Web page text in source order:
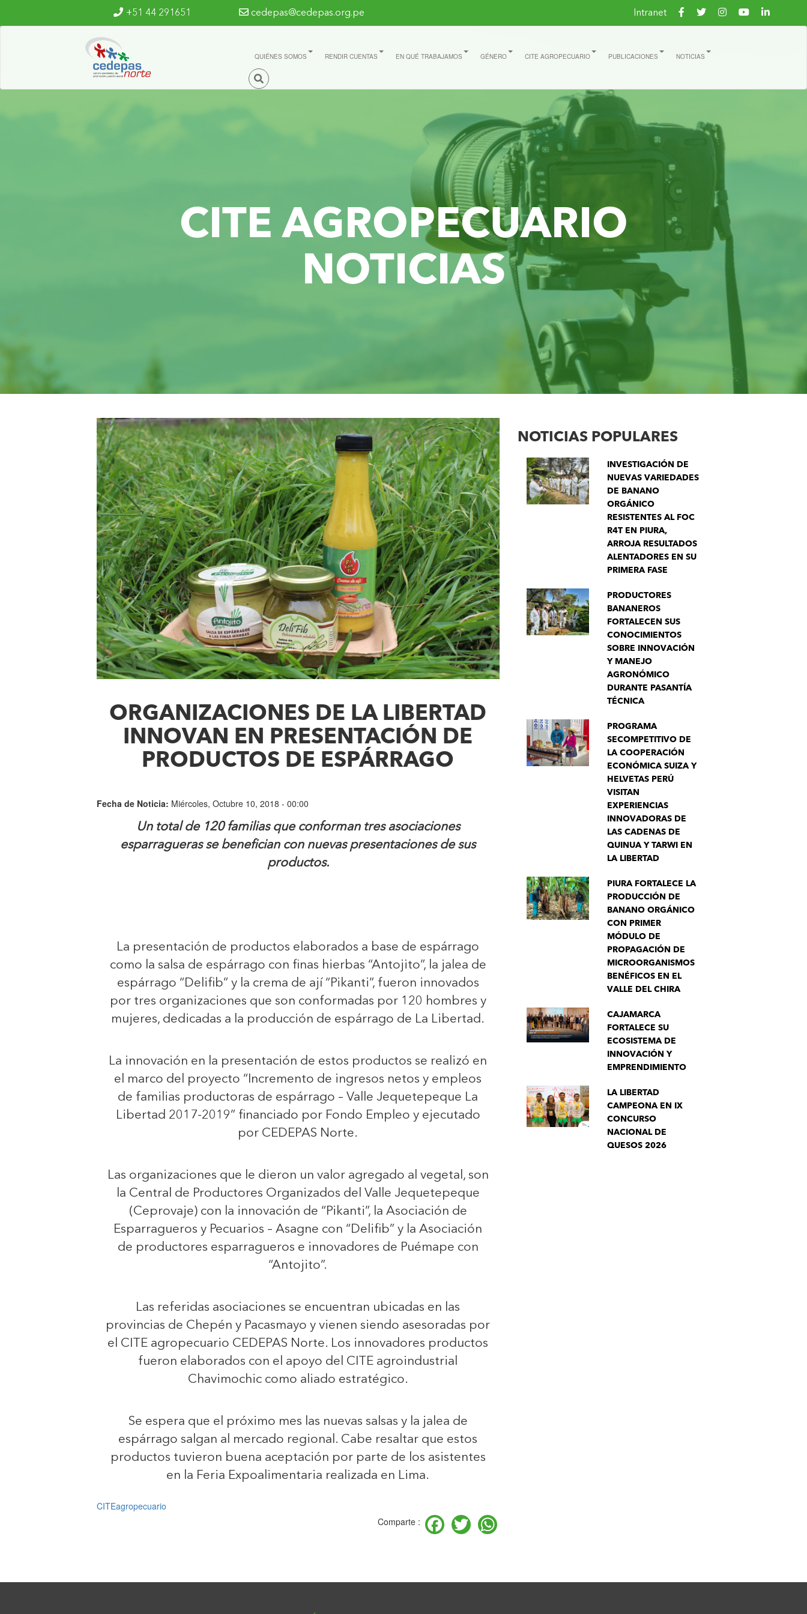
+51 44 291651 cedepas@cedepas.org.pe Intranet
QUIÉNES SOMOS RENDIR CUENTAS EN QUÉ TRABAJAMOS GÉNERO CITE AGROPECUARIO PUBLICACIONES NOTICIAS
CITE AGROPECUARIO
NOTICIAS
ORGANIZACIONES DE LA LIBERTAD
INNOVAN EN PRESENTACIÓN DE
PRODUCTOS DE ESPÁRRAGO
Fecha de Noticia: Miércoles, Octubre 10, 2018 - 00:00
Un total de 120 familias que conforman tres asociaciones
esparragueras se benefician con nuevas presentaciones de sus
productos.
La presentación de productos elaborados a base de espárrago
como la salsa de espárrago con finas hierbas “Antojito”, la jalea de
espárrago “Delifib” y la crema de ají “Pikanti”, fueron innovados
por tres organizaciones que son conformadas por 120 hombres y
mujeres, dedicadas a la producción de espárrago de La Libertad.
La innovación en la presentación de estos productos se realizó en
el marco del proyecto “Incremento de ingresos netos y empleos
de familias productoras de espárrago – Valle Jequetepeque La
Libertad 2017-2019” financiado por Fondo Empleo y ejecutado
por CEDEPAS Norte.
Las organizaciones que le dieron un valor agregado al vegetal, son
la Central de Productores Organizados del Valle Jequetepeque
(Ceprovaje) con la innovación de “Pikanti”, la Asociación de
Esparragueros y Pecuarios – Asagne con “Delifib” y la Asociación
de productores esparragueros e innovadores de Puémape con
“Antojito”.
Las referidas asociaciones se encuentran ubicadas en las
provincias de Chepén y Pacasmayo y vienen siendo asesoradas por
el CITE agropecuario CEDEPAS Norte. Los innovadores productos
fueron elaborados con el apoyo del CITE agroindustrial
Chavimochic como aliado estratégico.
Se espera que el próximo mes las nuevas salsas y la jalea de
espárrago salgan al mercado regional. Cabe resaltar que estos
productos tuvieron buena aceptación por parte de los asistentes
en la Feria Expoalimentaria realizada en Lima.
CITEagropecuario
Comparte :
Facebook
Twitter
NOTICIAS POPULARES
INVESTIGACIÓN DE
NUEVAS VARIEDADES
DE BANANO
ORGÁNICO
RESISTENTES AL FOC
R4T EN PIURA,
ARROJA RESULTADOS
ALENTADORES EN SU
PRIMERA FASE
PRODUCTORES
BANANEROS
FORTALECEN SUS
CONOCIMIENTOS
SOBRE INNOVACIÓN
Y MANEJO
AGRONÓMICO
DURANTE PASANTÍA
TÉCNICA
PROGRAMA
SECOMPETITIVO DE
LA COOPERACIÓN
ECONÓMICA SUIZA Y
HELVETAS PERÚ
VISITAN
EXPERIENCIAS
INNOVADORAS DE
LAS CADENAS DE
QUINUA Y TARWI EN
LA LIBERTAD
PIURA FORTALECE LA
PRODUCCIÓN DE
BANANO ORGÁNICO
CON PRIMER
MÓDULO DE
PROPAGACIÓN DE
MICROORGANISMOS
BENÉFICOS EN EL
VALLE DEL CHIRA
CAJAMARCA
FORTALECE SU
ECOSISTEMA DE
INNOVACIÓN Y
EMPRENDIMIENTO
LA LIBERTAD
CAMPEONA EN IX
CONCURSO
NACIONAL DE
QUESOS 2026